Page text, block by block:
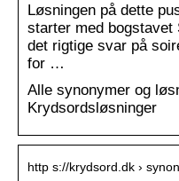
Løsningen på dette
starter med bogstavet
det rigtige svar på
for …
Alle synonymer og
Krydsordsløsninger
http s://krydsord.dk ›